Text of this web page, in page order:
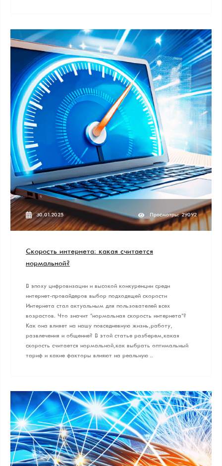
30.01.2025 Просмотры: 29092
Скорость интернета: какая считается
нормальной?
В эпоху цифровизации и высокой конкуренции среди
интернет-провайдеров выбор подходящей скорости
Интернета стал актуальным для пользователей всех
возрастов. Что значит "нормальная скорость интернета"?
Как она влияет на нашу повседневную жизнь, работу,
развлечения и общение? В этой статье разберем, какая
скорость считается нормальной, как выбрать оптимальный
тариф и какие факторы влияют на реальную ..